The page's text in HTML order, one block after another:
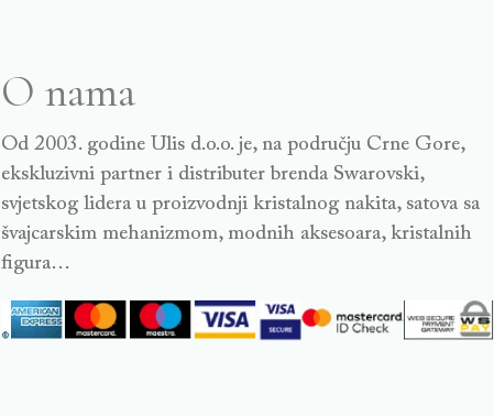
O nama
Od 2003. godine Ulis d.o.o. je, na području Crne Gore,
ekskluzivni partner i distributer brenda Swarovski,
svjetskog lidera u proizvodnji kristalnog nakita, satova sa
švajcarskim mehanizmom, modnih aksesoara, kristalnih
figura…